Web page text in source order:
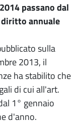
passano dal
diritto annuale
sulla
2013, il
ha stabilito che
di cui all'art.
1° gennaio
d'anno.